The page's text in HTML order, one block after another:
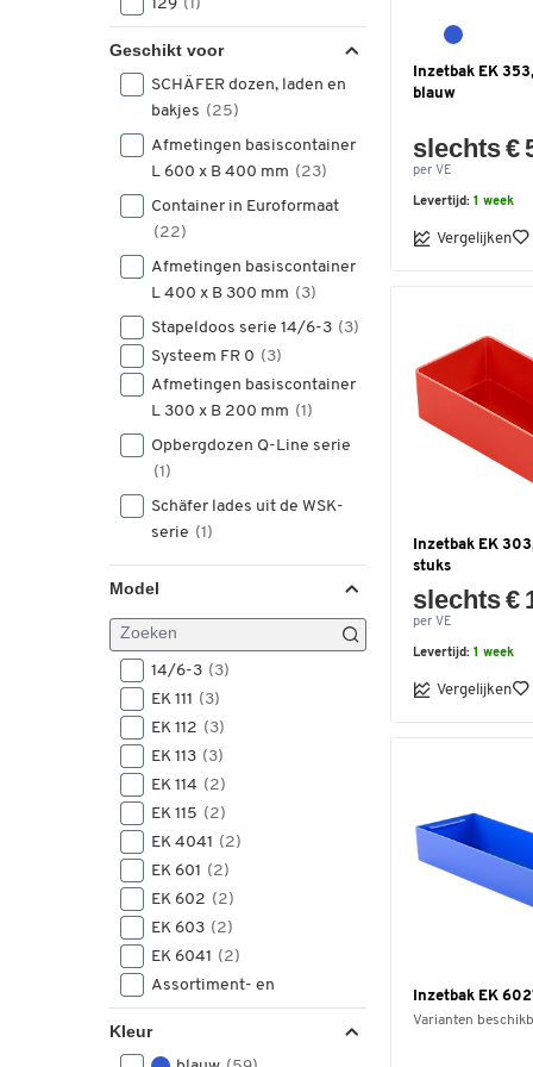
129 (1)
137(3)
140 (1)
144(1)
157 (1)
159(1)
174(3)
179(2)
180 (1)
208(1)
258 (1)
274
(3)
279
358
(1)
550(5)
Geschikt voor
SCHÄFER dozen, laden en
bakjes (25)
Afmetingen basiscontainer
L 600 x B 400 mm (23)
Container in Euroformaat
(22)
Afmetingen basiscontainer
L 400 x B 300 mm (3)
Stapeldoos serie 14/6-3 (3)
Systeem FR 0 (3)
Afmetingen basiscontainer
L 300 x B 200 mm (1)
Opbergdozen Q-Line serie
(1)
Schäfer lades uit de WSK-
serie (1)
Model
14/6-3 (3)
EK 111 (3)
EK 112 (3)
EK 113 (3)
EK 114 (2)
EK 115 (2)
EK 4041 (2)
EK 601 (2)
EK 602 (2)
EK 603 (2)
EK 6041 (2)
Assortiment- en
inzetdozen(1)
Kleur
Inzetbak EK
blauw
slechts €
per VE
Levertijd: 1 week
Vergelijken
Inzetbak EK
stuks
slechts €
per VE
Levertijd: 1 week
Vergelijken
Inzetbak EK
Varianten